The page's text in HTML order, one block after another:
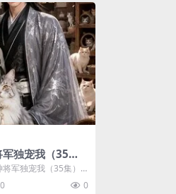
独宠我（35
将军独宠我（35集）A
年份...
0 0